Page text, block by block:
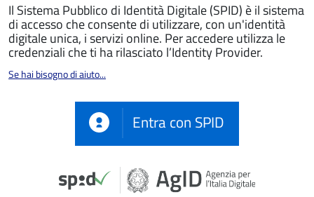
Il Sistema Pubblico di Identità Digitale (SPID) è il sistema
di accesso che consente di utilizzare, con un'identità
digitale unica, i servizi online. Per accedere utilizza le
credenziali che ti ha rilasciato l’Identity Provider.
Se hai bisogno di aiuto...
Entra con SPID